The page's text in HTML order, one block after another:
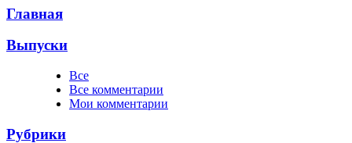
Главная
Выпуски
Все
Все комментарии
Мои комментарии
Рубрики